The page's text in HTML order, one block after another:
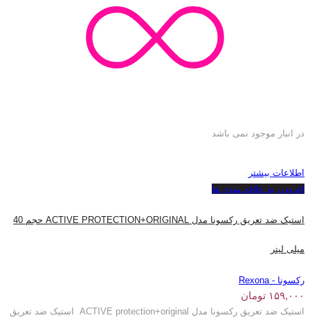
در انبار موجود نمی باشد
اطلاعات بیشتر
افزودن به علاقه مندی ها
استیک ضد تعریق رکسونا مدل ACTIVE PROTECTION+ORIGINAL حجم 40
میلی لیتر
رکسونا - Rexona
۱۵۹,۰۰۰ تومان
استیک ضد تعریق رکسونا مدل ACTIVE protection+original استیک ضد تعریق